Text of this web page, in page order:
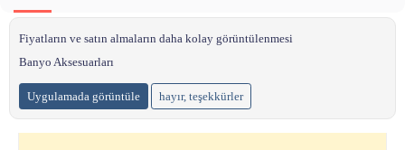
Fiyatların ve satın almaların daha kolay görüntülenmesi
Banyo Aksesuarları
Uygulamada görüntüle hayır, teşekkürler